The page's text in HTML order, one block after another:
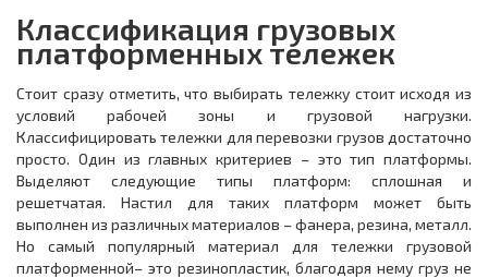
Классификация грузовых
платформенных тележек
Стоит сразу отметить, что выбирать тележку стоит исходя из
условий рабочей зоны и грузовой нагрузки.
Классифицировать тележки для перевозки грузов достаточно
просто. Один из главных критериев – это тип платформы.
Выделяют следующие типы платформ: сплошная и
решетчатая. Настил для таких платформ может быть
выполнен из различных материалов – фанера, резина, металл.
Но самый популярный материал для тележки грузовой
платформенной– это резинопластик, благодаря нему груз не